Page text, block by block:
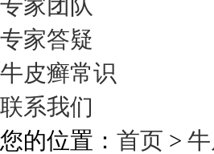
专家团队
专家答疑
牛皮癣常识
联系我们
您的位置： 首页 >